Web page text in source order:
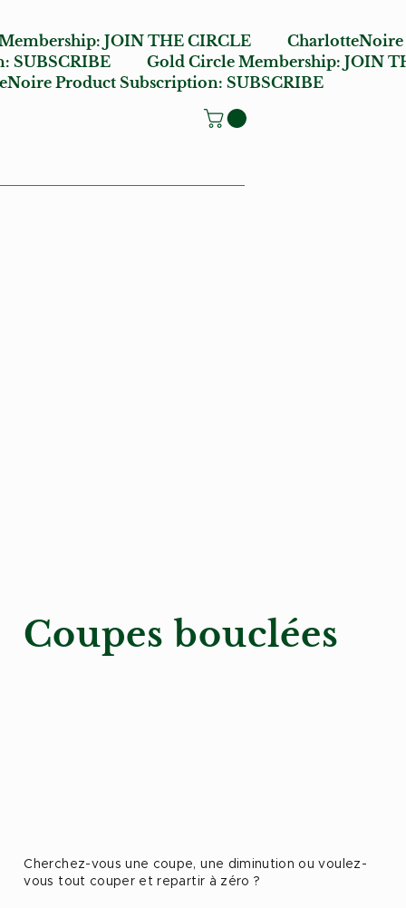
JOIN THE CIRCLE
SUBSCRIBE Gold Circle Membership:JOIN
Product Subscription:SUBSCRIBE
Coupes bouclées
Cherchez-vous une coupe, une diminution ou voulez-
vous tout couper et repartir à zéro ?